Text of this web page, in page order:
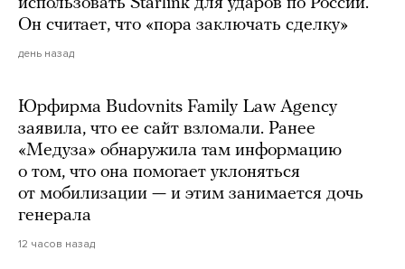
Он считает, что «пора заключать сделку»
день назад
Юрфирма Budovnits Family Law Agency
заявила, что ее сайт взломали. Ранее
«Медуза» обнаружила там информацию
о том, что она помогает уклоняться
от мобилизации — и этим занимается дочь
генерала
12 часов назад